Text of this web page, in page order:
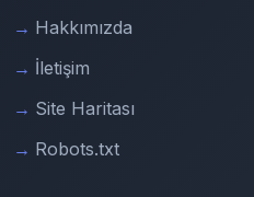
Hakkımızda
İletişim
Site Haritası
Robots.txt